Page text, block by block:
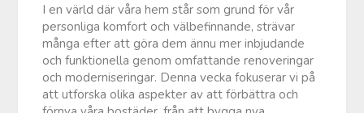
I en värld där våra hem står som grund för vår
personliga komfort och välbefinnande, strävar
många efter att göra dem ännu mer inbjudande
och funktionella genom omfattande renoveringar
och moderniseringar. Denna vecka fokuserar vi på
att utforska olika aspekter av att förbättra och